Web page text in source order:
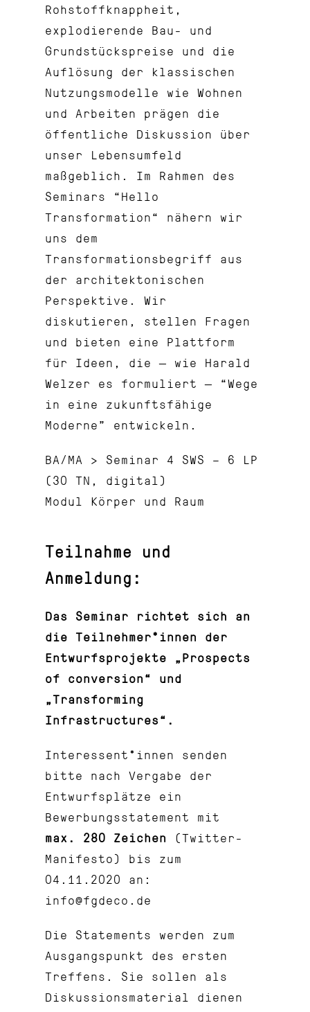
Rohstoffknappheit,
explodierende Bau- und
Grundstückspreise und die
Auflösung der klassischen
Nutzungsmodelle wie Wohnen
und Arbeiten prägen die
öffentliche Diskussion über
unser Lebensumfeld
maßgeblich. Im Rahmen des
Seminars “Hello
Transformation“ nähern wir
uns dem
Transformationsbegriff aus
der architektonischen
Perspektive. Wir
diskutieren, stellen Fragen
und bieten eine Plattform
für Ideen, die — wie Harald
Welzer es formuliert — “Wege
in eine zukunftsfähige
Moderne” entwickeln.
BA/MA > Seminar 4 SWS – 6 LP
(30 TN, digital)
Modul Körper und Raum
Teilnahme und
Anmeldung:
Das Seminar richtet sich an
die Teilnehmer*innen der
Entwurfsprojekte „Prospects
of conversion“ und
„Transforming
Infrastructures“.
Interessent*innen senden
bitte nach Vergabe der
Entwurfsplätze ein
Bewerbungsstatement mit
max. 280 Zeichen (Twitter-
Manifesto) bis zum
04.11.2020 an:
info@fgdeco.de
Die Statements werden zum
Ausgangspunkt des ersten
Treffens. Sie sollen als
Diskussionsmaterial dienen